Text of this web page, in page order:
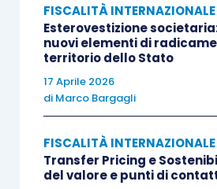
materia diIva/Gstallo
autorità fiscali nazionali uno
attingere per
operative efficaci.
caratteristiche peculiari della
dellagig economy, nonchè
FISCALITÀ INTERNAZIONALE
Esterovestizione
nuovi elementi di
territorio dello Stato
17 Aprile 2026
di Marco Bargagli
FISCALITÀ INTERNAZIONALE
Transfer Pricing e
del valore e punti di